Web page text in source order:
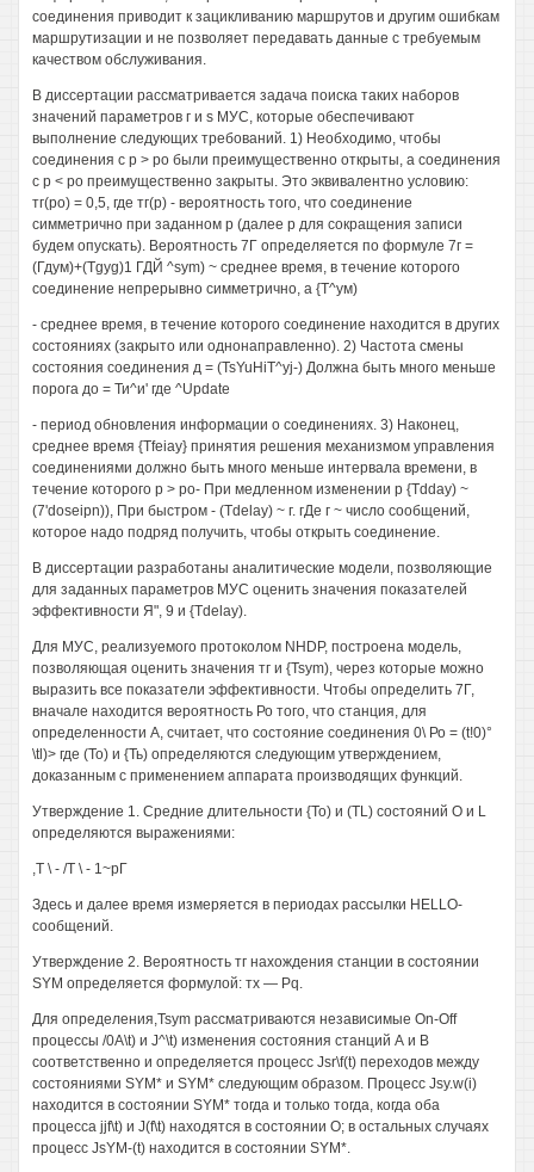
соединения приводит к зацикливанию маршрутов и другим ошибкам
маршрутизации и не позволяет передавать данные с требуемым
качеством обслуживания.
В диссертации рассматривается задача поиска таких наборов
значений параметров г и s МУС, которые обеспечивают
выполнение следующих требований. 1) Необходимо, чтобы
соединения с р > ро были преимущественно открыты, а соединения
с р < ро преимущественно закрыты. Это эквивалентно условию:
тг(ро) = 0,5, где тг(р) - вероятность того, что соединение
симметрично при заданном р (далее р для сокращения записи
будем опускать). Вероятность 7Г определяется по формуле 7г =
(Гдум)+(Tgyg)1 ГДЙ ^sym) ~ среднее время, в течение которого
соединение непрерывно симметрично, а {Т^ум)
- среднее время, в течение которого соединение находится в других
состояниях (закрыто или однонаправленно). 2) Частота смены
состояния соединения д = (TsYuHiT^yj-) Должна быть много меньше
порога до = Ти^и' где ^Update
- период обновления информации о соединениях. 3) Наконец,
среднее время {Tfeiay} принятия решения механизмом управления
соединениями должно быть много меньше интервала времени, в
течение которого р > ро- При медленном изменении р {Tdday) ~
(7'doseipn)), При быстром - (Tdelay) ~ г. гДе г ~ число сообщений,
которое надо подряд получить, чтобы открыть соединение.
В диссертации разработаны аналитические модели, позволяющие
для заданных параметров МУС оценить значения показателей
эффективности Я", 9 и {Tdelay).
Для МУС, реализуемого протоколом NHDP, построена модель,
позволяющая оценить значения тг и {Tsym), через которые можно
выразить все показатели эффективности. Чтобы определить 7Г,
вначале находится вероятность Ро того, что станция, для
определенности А, считает, что состояние соединения 0\ Ро = (t!0)°
\tl)> где (То) и {Ть) определяются следующим утверждением,
доказанным с применением аппарата производящих функций.
Утверждение 1. Средние длительности {То) и (TL) состояний О и L
определяются выражениями:
,Т \ - /Т \ - 1~рГ
Здесь и далее время измеряется в периодах рассылки HELLO-
сообщений.
Утверждение 2. Вероятность тг нахождения станции в состоянии
SYM определяется формулой: тх — Pq.
Для определения,Tsym рассматриваются независимые On-Off
процессы /0A\t) и J^\t) изменения состояния станций А и В
соответственно и определяется процесс Jsr\f(t) переходов между
состояниями SYM* и SYM* следующим образом. Процесс Jsy.w(i)
находится в состоянии SYM* тогда и только тогда, когда оба
процесса jjf\t) и J(f\t) находятся в состоянии О; в остальных случаях
процесс JsYM-(t) находится в состоянии SYM*.